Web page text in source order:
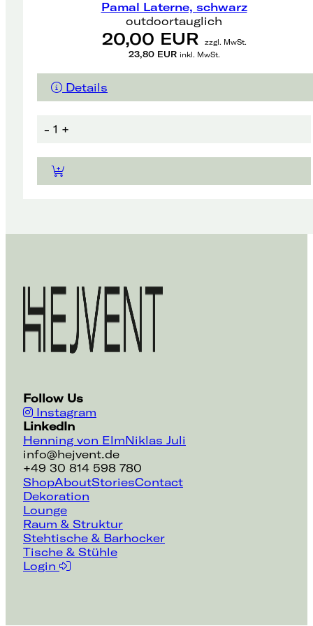
Pamal Laterne, schwarz
outdoortauglich
20,00 EUR zzgl. MwSt.
23,80 EUR inkl. MwSt.
Details
- 1 +
Follow Us
Instagram
LinkedIn
Henning von ElmNiklas Juli
info@hejvent.de
+49 30 814 598 780
ShopAboutStoriesContact
Dekoration
Lounge
Raum & Struktur
Stehtische & Barhocker
Tische & Stühle
Login